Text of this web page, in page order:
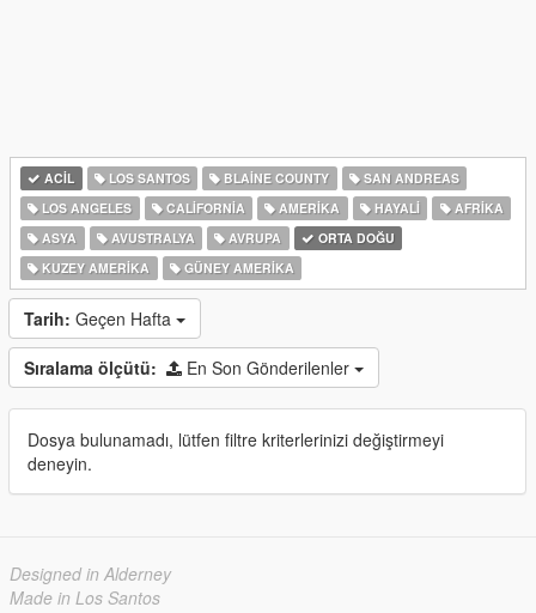
ACIL LOS SANTOS BLAINE COUNTY
SAN ANDREAS
LOS ANGELES
CALIFORNIA AMERIKA HAYALI
AFRIKA
ASYA
AVUSTRALYA AVRUPA
ORTA DOĞU
KUZEY AMERIKA
GÜNEY AMERIKA
Tarih: Geçen Hafta
Sıralama ölçütü: En Son Gönderilenler
Dosya bulunamadı, lütfen filtre kriterlerinizi değiştirmeyi
deneyin.
Designed in Alderney
Made in Los Santos